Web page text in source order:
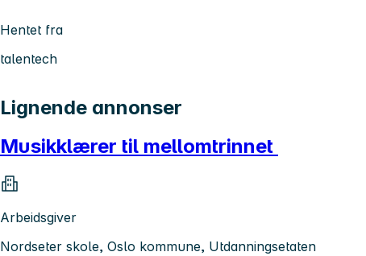
Hentet fra
talentech
Lignende annonser
Musikklærer til mellomtrinnet
Arbeidsgiver
Nordseter skole, Oslo kommune, Utdanningsetaten